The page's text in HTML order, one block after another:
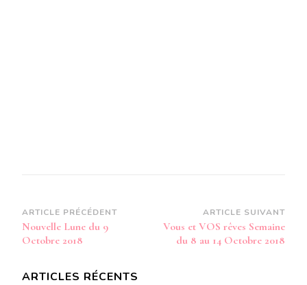
Navigation
d’article
ARTICLE PRÉCÉDENT
Nouvelle Lune du 9
Octobre 2018
ARTICLE SUIVANT
Vous et VOS rêves Semaine
du 8 au 14 Octobre 2018
ARTICLES RÉCENTS